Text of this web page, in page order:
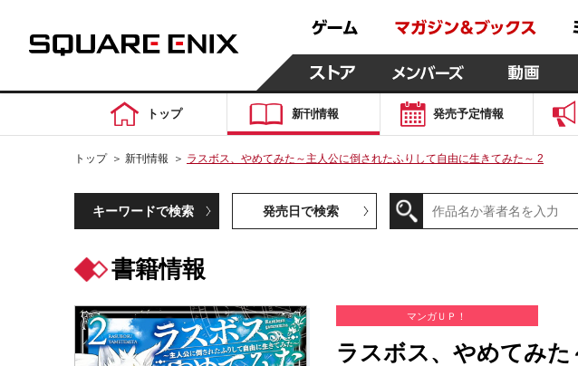
トップ 新刊情報 発売予定情報
トップ ＞ 新刊情報 ＞ ラスボス、やめてみた～主人公に倒されたふりして自由に生きてみた～ 2
キーワードで検索 発売日で検索
書籍情報
マンガＵＰ！
ラスボス、やめてみ